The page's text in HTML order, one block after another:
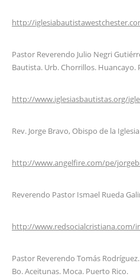
http://
Pastor Reverendo Julio Negri
Bautista. Urb. Chorrillos. Huancayo.
http://www.iglesiasbautistas.org/
Rev. Jorge Bravo, Obispo de la
http://www.angelfire.com/pe/
Reverendo Pastor Ismael Rueda
http://
Pastor Reverendo Tomás
Bo. Aceitunas. Moca. Puerto Rico.